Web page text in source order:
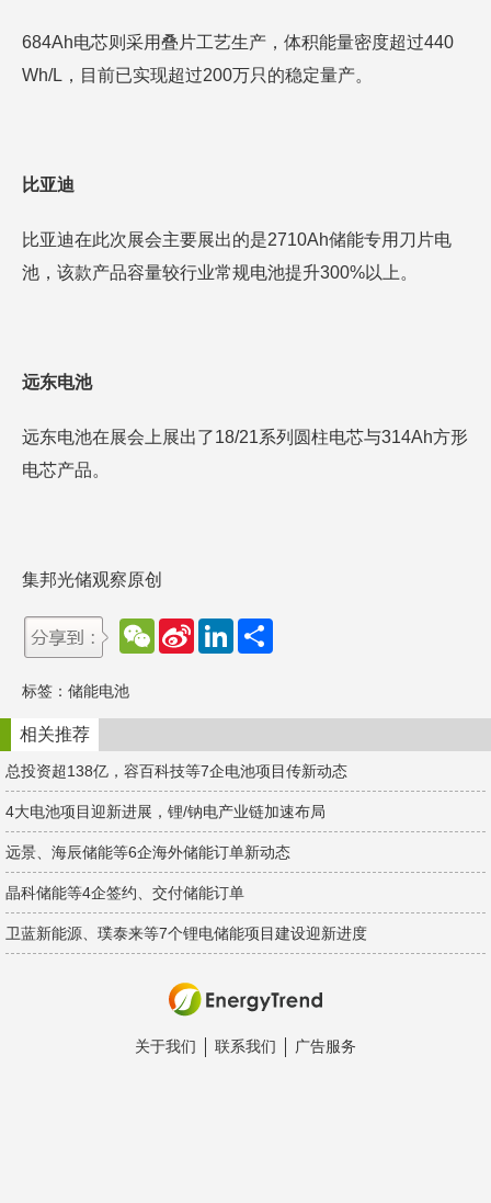
684Ah电芯则采用叠片工艺生产，体积能量密度超过440
Wh/L，目前已实现超过200万只的稳定量产。
比亚迪
比亚迪在此次展会主要展出的是2710Ah储能专用刀片电
池，该款产品容量较行业常规电池提升300%以上。
远东电池
远东电池在展会上展出了18/21系列圆柱电芯与314Ah方形
电芯产品。
集邦光储观察原创
W
e
t
S
e
b
o
L
d
n
标签： 储能电池
相关推荐
总投资超138亿，容百科技等7企电池项目传新动态
4大电池项目迎新进展，锂/钠电产业链加速布局
远景、海辰储能等6企海外储能订单新动态
晶科储能等4企签约、交付储能订单
卫蓝新能源、璞泰来等7个锂电储能项目建设迎新进度
关于我们 联系我们 广告服务